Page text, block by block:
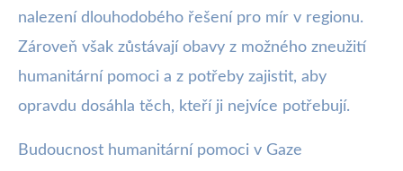
nalezení dlouhodobého řešení pro mír v regionu.
Zároveň však zůstávají obavy z možného zneužití
humanitární pomoci a z potřeby zajistit, aby
opravdu dosáhla těch, kteří ji nejvíce potřebují.
Budoucnost humanitární pomoci v Gaze